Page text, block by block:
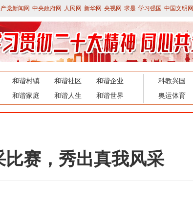
党新闻网 中央政府网 人民网 新华网 央视网 求是 学习强国 中国文明网
和谐村镇 和谐社区
和谐企业
和谐家庭 和谐人生 和谐世界
科教兴国
奥运体育
比赛，秀出真我风采